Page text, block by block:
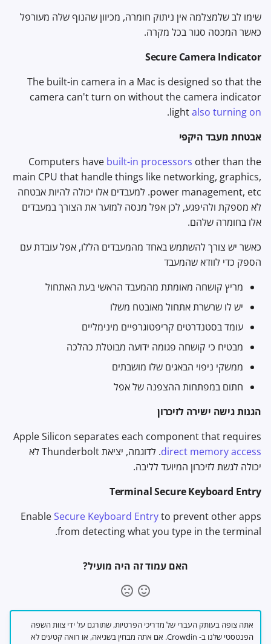
שימו לב שלמצלמה אין ניתוק חומרה, מכיוון שהנוף שלה מעורפל
כאשר המכסה סגור בכל מקרה.
Secure Camera Indicator
The built-in camera in a Mac is designed so that the
camera can't turn on without the camera indicator
lightalso turning on
.
אבטחת מעבד היקפי
Computers have built-in processors other than the
main CPU that handle things like networking, graphics,
power management, etc. למעבדים אלו יכולה להיות אבטחה
לא מספקת ולהיפגע, לכן אפל מנסה למזער את הצורך במעבדים
אלו בחומרה שלהם.
כאשר יש צורך להשתמש באחד מהמעבדים הללו, אפל עובדת עם
הספק כדי לוודא שהמעבד
מריץ קושחה מאומתת מהמעבד הראשי בעת האתחול
יש לו שרשרת אתחול מאובטח משלו
עומד בסטנדרטים קריפטוגרפיים מינימליים
מבטיח כי קושחה פגומה ידועה מבוטלת כהלכה
ממשקי ניפוי הבאגים שלו מושבתים
חתום במפתחות ההצפנה של אפל
הגנות גישה ישירה לזיכרון
Apple Silicon separates each component that requires
direct memory access
. לדוגמה, יציאת Thunderbolt לא
יכולה לגשת לזיכרון המיועד לליבה.
Terminal Secure Keyboard Entry
EnableSecure Keyboard Entryto prevent other apps
from detecting what you type in the terminal.
האם עמוד זה היה מועיל?
אתה צופה בעותק העברי של מדריכי הפרטיות, שתורגם על ידי צוות השפה
הפנטסטי שלנו ב- Crowdin. אם אתה מבחין בשגיאה, או רואה קטעים לא